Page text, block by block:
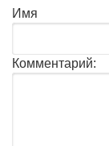
Имя
Комментарий: